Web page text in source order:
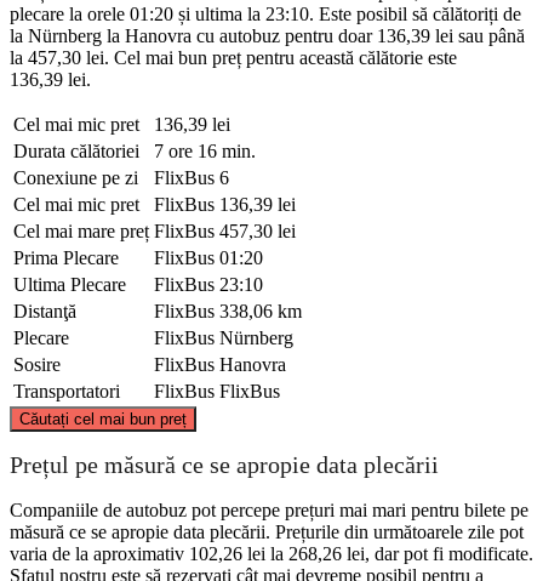
plecare la orele 01:20 și ultima la 23:10. Este posibil să călătoriți de
la Nürnberg la Hanovra cu autobuz pentru doar 136,39 lei sau până
la 457,30 lei. Cel mai bun preț pentru această călătorie este
136,39 lei.
Cel mai mic pret
136,39 lei
Durata călătoriei
7 ore 16 min.
Conexiune pe zi
FlixBus 6
Cel mai mic pret
FlixBus 136,39 lei
Cel mai mare preț FlixBus 457,30 lei
Prima Plecare
FlixBus 01:20
Ultima Plecare
FlixBus 23:10
Distanţă
FlixBus 338,06 km
Plecare
FlixBus Nürnberg
Sosire
FlixBus Hanovra
Transportatori
FlixBus FlixBus
Căutați cel mai bun preț
©
Prețul pe măsură ce se apropie data plecării
Companiile de autobuz pot percepe prețuri mai mari pentru bilete pe
măsură ce se apropie data plecării. Prețurile din următoarele zile pot
varia de la aproximativ 102,26 lei la 268,26 lei, dar pot fi modificate.
Sfatul nostru este să rezervați cât mai devreme posibil pentru a